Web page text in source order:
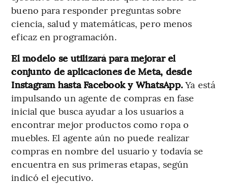
bueno para responder preguntas sobre
ciencia, salud y matemáticas, pero menos
eficaz en programación.
El modelo se utilizará para mejorar el
conjunto de aplicaciones de Meta, desde
Instagram hasta Facebook y WhatsApp.Ya está
impulsando un agente de compras en fase
inicial que busca ayudar a los usuarios a
encontrar mejor productos como ropa o
muebles. El agente aún no puede realizar
compras en nombre del usuario y todavía se
encuentra en sus primeras etapas, según
indicó el ejecutivo.